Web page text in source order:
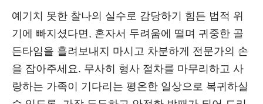
예기치 못한 찰나의 실수로 감당하기 힘든 법적 위
기에 빠지셨다면, 혼자서 두려움에 떨며 귀중한 골
든타임을 흘려보내지 마시고 차분하게 전문가의 손
을 잡아주세요. 무사히 형사 절차를 마무리하고 사
랑하는 가족이 기다리는 평온한 일상으로 복귀하실